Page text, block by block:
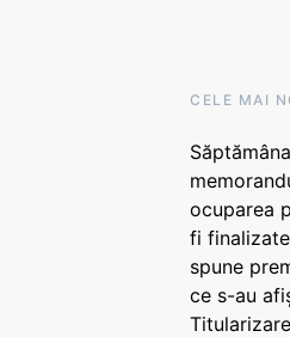
CELE MAI
ocuparea
fi
spune
ce s-au